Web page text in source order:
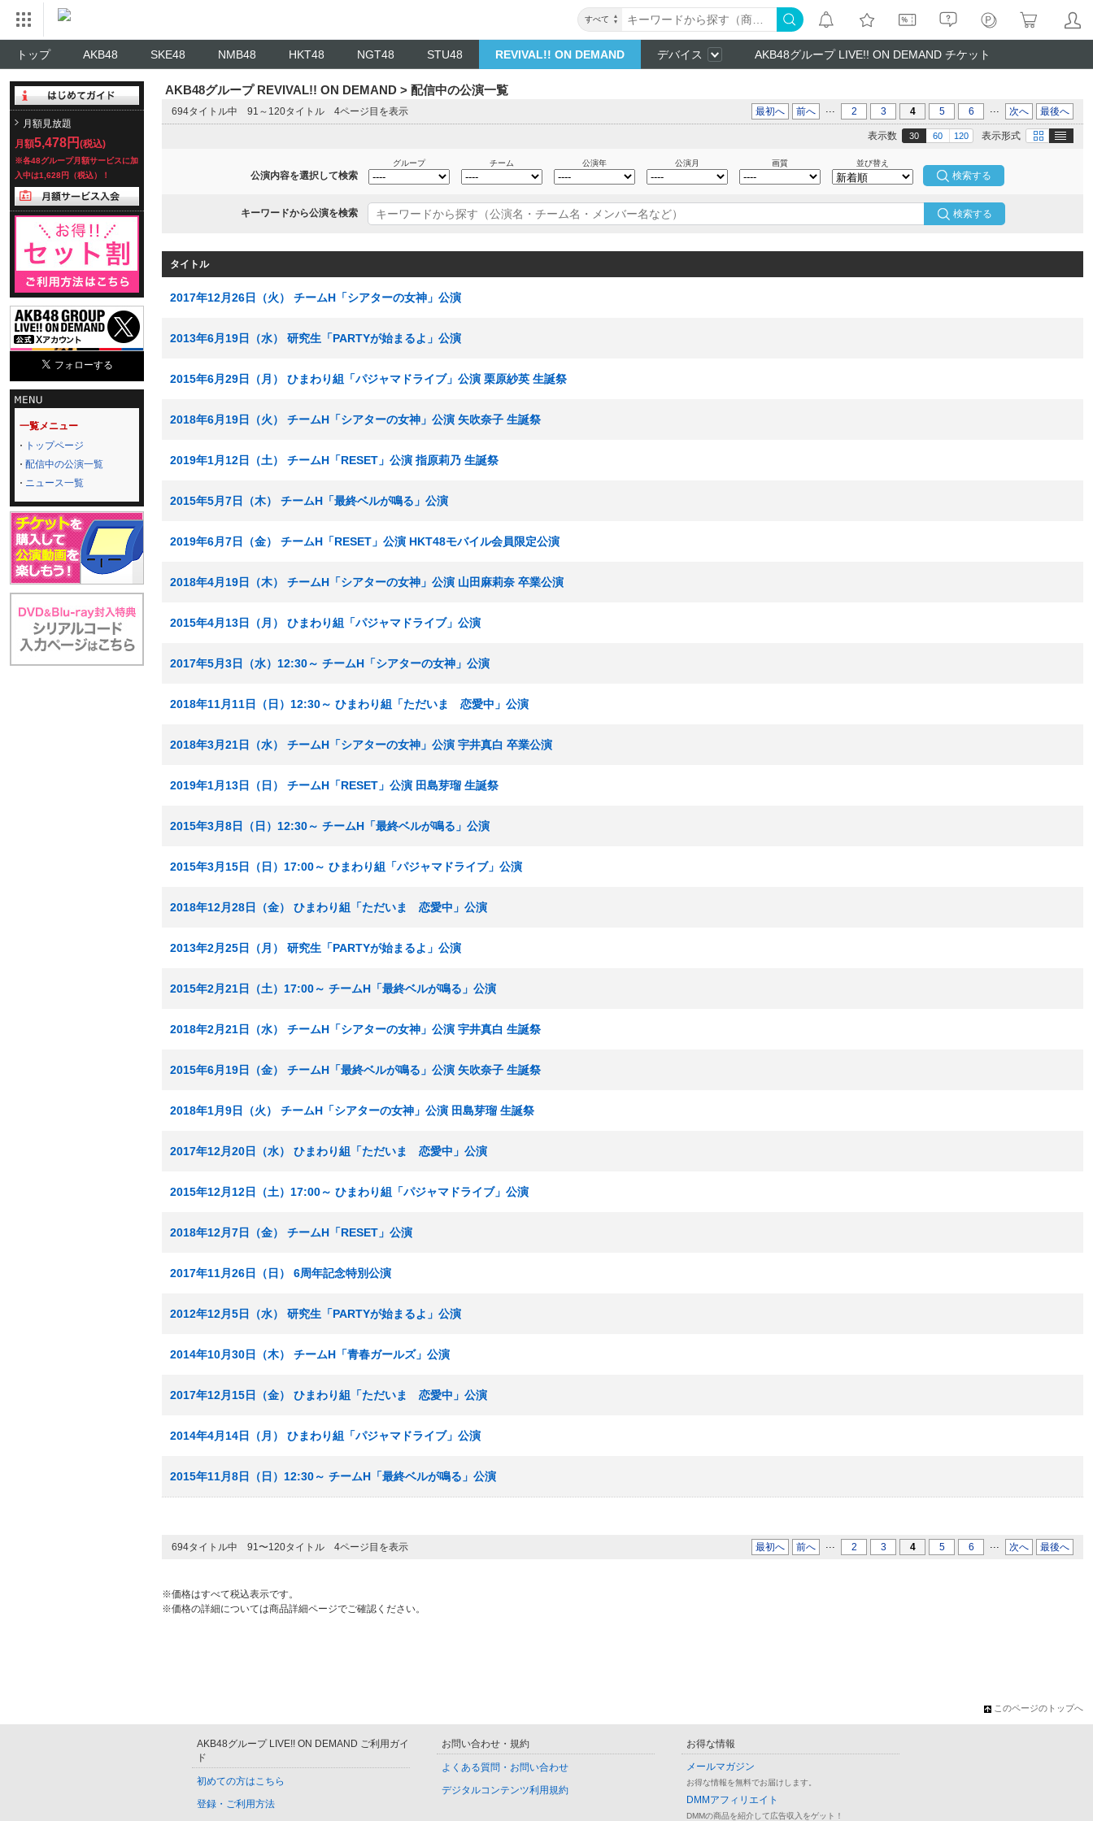
すべて
トップ AKB48 SKE48 NMB48 HKT48 NGT48 STU48 REVIVAL!! ON DEMAND デバイス AKB48グループ LIVE!! ON DEMAND チケット
月額見放題
月額5,478円 (税込)
※各48グループ月額サービスに加
入中は1,628円（税込）！
一覧メニュー
トップページ
配信中の公演一覧
ニュース一覧
AKB48グループ REVIVAL!! ON DEMAND > 配信中の公演一覧
694タイトル中 91～120タイトル 4ページ目を表示 最初へ 前へ ... 2 3 4 5 6 ... 次へ 最後へ
表示形式 画像
表示数 30 60 120
公演内容を選択して検索
グループ チーム 公演年 公演月 画質 並び替え
キーワードから公演を検索 検索する
タイトル
2017年12月26日（火） チームH「シアターの女神」公演
2013年6月19日（水） 研究生「PARTYが始まるよ」公演
2015年6月29日（月） ひまわり組「パジャマドライブ」公演 栗原紗英 生誕祭
2018年6月19日（火） チームH「シアターの女神」公演 矢吹奈子 生誕祭
2019年1月12日（土） チームH「RESET」公演 指原莉乃 生誕祭
2015年5月7日（木） チームH「最終ベルが鳴る」公演
2019年6月7日（金） チームH「RESET」公演 HKT48モバイル会員限定公演
2018年4月19日（木） チームH「シアターの女神」公演 山田麻莉奈 卒業公演
2015年4月13日（月） ひまわり組「パジャマドライブ」公演
2017年5月3日（水）12:30～ チームH「シアターの女神」公演
2018年11月11日（日）12:30～ ひまわり組「ただいま 恋愛中」公演
2018年3月21日（水） チームH「シアターの女神」公演 宇井真白 卒業公演
2019年1月13日（日） チームH「RESET」公演 田島芽瑠 生誕祭
2015年3月8日（日）12:30～ チームH「最終ベルが鳴る」公演
2015年3月15日（日）17:00～ ひまわり組「パジャマドライブ」公演
2018年12月28日（金） ひまわり組「ただいま 恋愛中」公演
2013年2月25日（月） 研究生「PARTYが始まるよ」公演
2015年2月21日（土）17:00～ チームH「最終ベルが鳴る」公演
2018年2月21日（水） チームH「シアターの女神」公演 宇井真白 生誕祭
2015年6月19日（金） チームH「最終ベルが鳴る」公演 矢吹奈子 生誕祭
2018年1月9日（火） チームH「シアターの女神」公演 田島芽瑠 生誕祭
2017年12月20日（水） ひまわり組「ただいま 恋愛中」公演
2015年12月12日（土）17:00～ ひまわり組「パジャマドライブ」公演
2018年12月7日（金） チームH「RESET」公演
2017年11月26日（日） 6周年記念特別公演
2012年12月5日（水） 研究生「PARTYが始まるよ」公演
2014年10月30日（木） チームH「青春ガールズ」公演
2017年12月15日（金） ひまわり組「ただいま 恋愛中」公演
2014年4月14日（月） ひまわり組「パジャマドライブ」公演
2015年11月8日（日）12:30～ チームH「最終ベルが鳴る」公演
694タイトル中 91〜120タイトル 4ページ目を表示 最初へ 前へ ... 2 3 4 5 6 ... 次へ 最後へ
※価格はすべて税込表示です。
※価格の詳細については商品詳細ページでご確認ください。
このページのトップへ
AKB48グループ LIVE!! ON DEMAND ご利用ガイ
ド
初めての方はこちら
登録・ご利用方法
お問い合わせ・規約
よくある質問・お問い合わせ
デジタルコンテンツ利用規約
お得な情報
メールマガジン
お得な情報を無料でお届けします。
DMMアフィリエイト
DMMの商品を紹介して広告収入をゲット！